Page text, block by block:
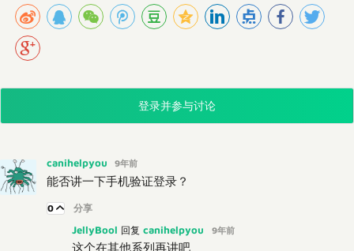
登录并参与讨论
canihelpyou 9年前
能否讲一下手机验证登录？
0 分享
JellyBool 回复 canihelpyou 9年前
这个在其他系列再讲吧